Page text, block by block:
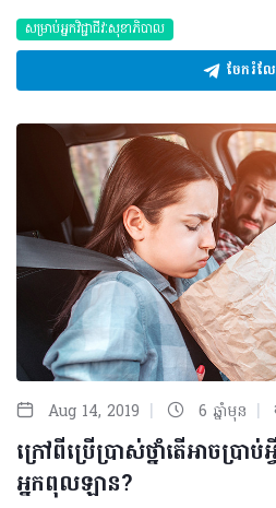
សម្រាប់អ្នកវិជ្ជាជីវៈសុខាភិបាល
ចែករំល
Aug 14, 2019 | 6 ឆ្នាំមុន |
ក្រៅពីប្រើប្រាស់ថ្នាំតើអាចប្រាប់
អ្នកពុលឡាន?